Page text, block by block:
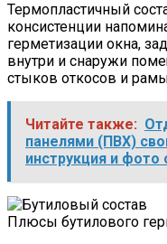
Термопластичный
консистенции
герметизации окна,
внутри и снаружи
стыков откосов и
Читайте также:
панелями (ПВХ)
инструкция и
Плюсы бутилового